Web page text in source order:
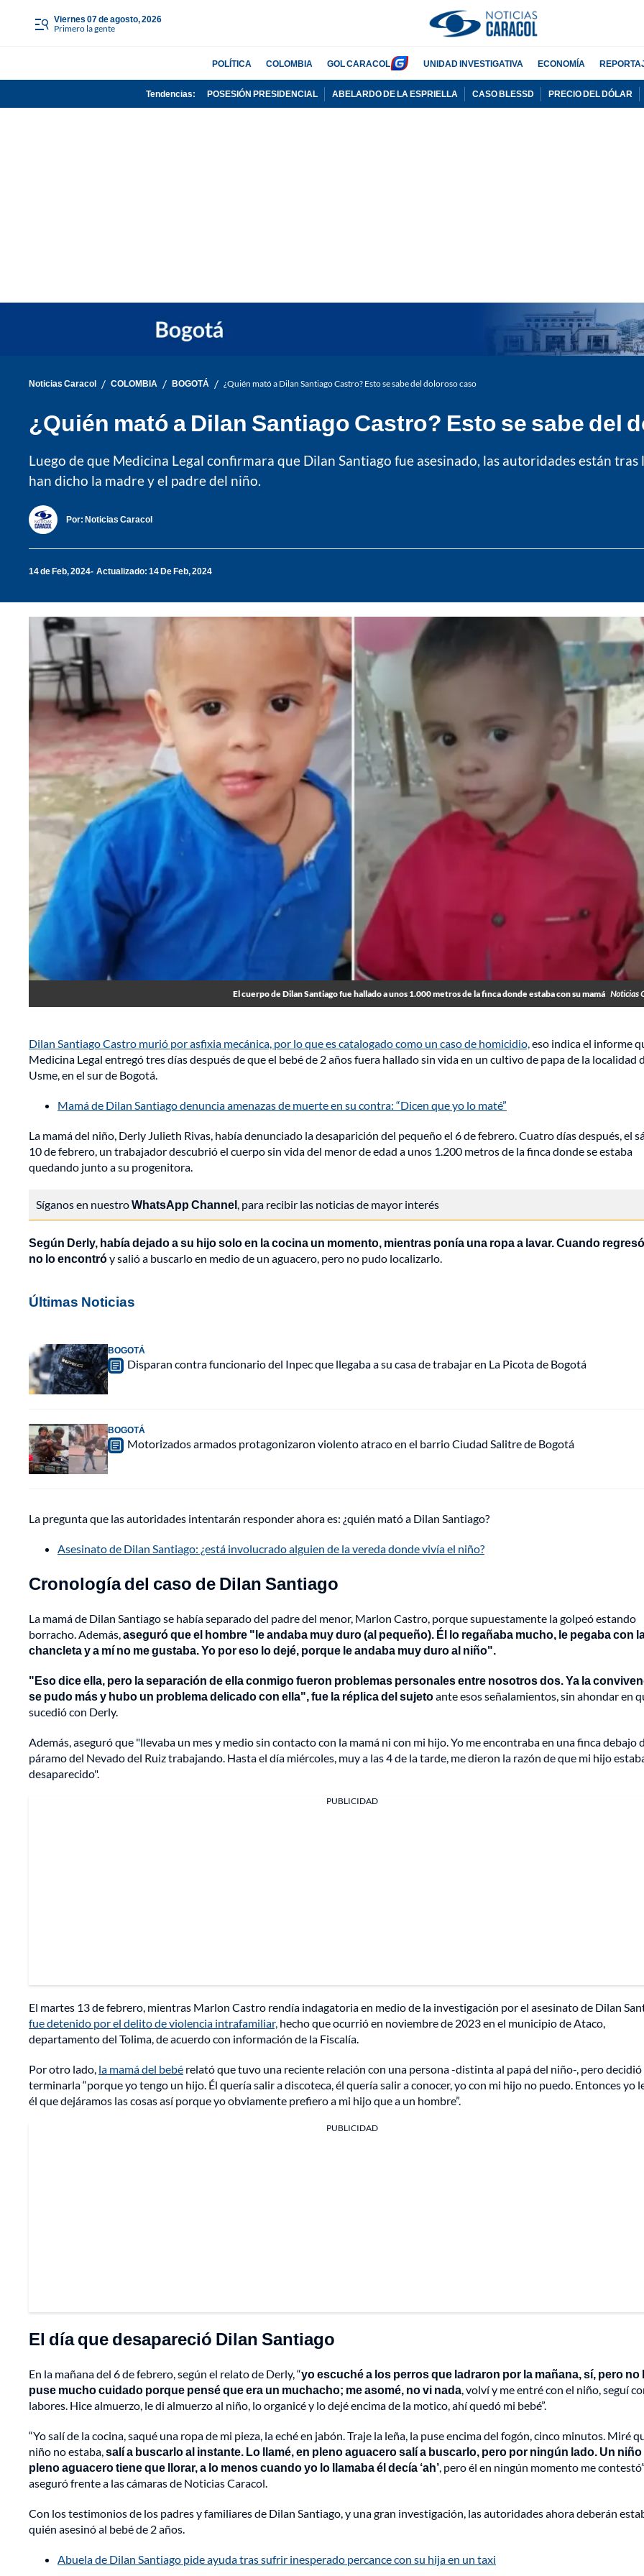
viernes 07 de agosto, 2026
Primero la gente
POLÍTICA COLOMBIA GOL CARACOL UNIDAD INVESTIGATIVA ECONOMÍA
Tendencias: POSESIÓN PRESIDENCIAL ABELARDO DE LA ESPRIELLA CASO BLESSD PRECIO DEL DÓLAR
Noticias Caracol / COLOMBIA / BOGOTÁ / ¿Quién mató a Dilan Santiago Castro? Esto se sabe del doloroso caso
¿Quién mató a Dilan Santiago Castro? Esto se sabe del
Luego de que Medicina Legal confirmara que Dilan Santiago fue asesinado, las autoridades están tras
han dicho la madre y el padre del niño.
Por: Noticias Caracol
14 de Feb, 2024 Actualizado: 14 De Feb, 2024
El cuerpo de Dilan Santiago fue hallado a unos 1.000 metros de la finca donde estaba con su mamá Noticias
Dilan Santiago Castro murió por asfixia mecánica, por lo que es catalogado como un caso de homicidio,eso indica el informe
Medicina Legal entregó tres días después de que el bebé de 2 años fuera hallado sin vida en un cultivo de papa de la localidad
Usme, en el sur de Bogotá.
Mamá de Dilan Santiago denuncia amenazas de muerte en su contra: “Dicen que yo lo maté”
La mamá del niño, Derly Julieth Rivas, había denunciado la desaparición del pequeño el 6 de febrero. Cuatro días después, el
10 de febrero, un trabajador descubrió el cuerpo sin vida del menor de edad a unos 1.200 metros de la finca donde se estaba
quedando junto a su progenitora.
Síganos en nuestroWhatsApp Channel, para recibir las noticias de mayor interés
Según Derly, había dejado a su hijo solo en la cocina un momento, mientras ponía una ropa a lavar. Cuando
no lo encontróy salió a buscarlo en medio de un aguacero, pero no pudo localizarlo.
Últimas Noticias
BOGOTÁ
Disparan contra funcionario del Inpec que llegaba a su casa de trabajar en La Picota de Bogotá
BOGOTÁ
Motorizados armados protagonizaron violento atraco en el barrio Ciudad Salitre de Bogotá
La pregunta que las autoridades intentarán responder ahora es: ¿quién mató a Dilan Santiago?
Asesinato de Dilan Santiago: ¿está involucrado alguien de la vereda donde vivía el niño?
Cronología del caso de Dilan Santiago
La mamá de Dilan Santiago se había separado del padre del menor, Marlon Castro, porque supuestamente la golpeó estando
borracho. Además,aseguró que el hombre "le andaba muy duro (al pequeño). Él lo regañaba mucho, le pegaba con
chancleta y a mí no me gustaba. Yo por eso lo dejé, porque le andaba muy duro al niño".
"Eso dice ella, pero la separación de ella conmigo fueron problemas personales entre nosotros dos. Ya la
se pudo más y hubo un problema delicado con ella", fue la réplica del sujetoante esos señalamientos, sin ahondar en
sucedió con Derly.
Además, aseguró que "llevaba un mes y medio sin contacto con la mamá ni con mi hijo. Yo me encontraba en una finca debajo
páramo del Nevado del Ruiz trabajando. Hasta el día miércoles, muy a las 4 de la tarde, me dieron la razón de que mi hijo
desaparecido".
PUBLICIDAD
El martes 13 de febrero, mientras Marlon Castro rendía indagatoria en medio de la investigación por el asesinato de Dilan
fue detenido por el delito de violencia intrafamiliar, hecho que ocurrió en noviembre de 2023 en el municipio de Ataco,
departamento del Tolima, de acuerdo con información de la Fiscalía.
Por otro lado, la mamá del bebé relató que tuvo una reciente relación con una persona -distinta al papá del niño-, pero decidió
terminarla “porque yo tengo un hijo. Él quería salir a discoteca, él quería salir a conocer, yo con mi hijo no puedo. Entonces yo
él que dejáramos las cosas así porque yo obviamente prefiero a mi hijo que a un hombre”.
PUBLICIDAD
El día que desapareció Dilan Santiago
En la mañana del 6 de febrero, según el relato de Derly, “yo escuché a los perros que ladraron por la mañana, sí, pero no
puse mucho cuidado porque pensé que era un muchacho; me asomé, no vi nada, volví y me entré con el niño, seguí
labores. Hice almuerzo, le di almuerzo al niño, lo organicé y lo dejé encima de la motico, ahí quedó mi bebé”.
“Yo salí de la cocina, saqué una ropa de mi pieza, la eché en jabón. Traje la leña, la puse encima del fogón, cinco minutos. Miré
niño no estaba,salí a buscarlo al instante. Lo llamé, en pleno aguacero salí a buscarlo, pero por ningún lado. Un niño
pleno aguacero tiene que llorar, a lo menos cuando yo lo llamaba él decía ‘ah’, pero él en ningún momento me
aseguró frente a las cámaras de Noticias Caracol.
Con los testimonios de los padres y familiares de Dilan Santiago, y una gran investigación, las autoridades ahora deberán
quién asesinó al bebé de 2 años.
Abuela de Dilan Santiago pide ayuda tras sufrir inesperado percance con su hija en un taxi